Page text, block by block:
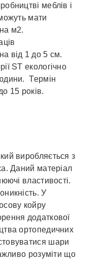
меблів і
мати
м2.
від 1 до 5 см.
ST екологічно
Термін
15 років.
виробляється з
Даний матеріал
властивості.
У
койру
додаткової
ортопедичних
шари
розуміти що